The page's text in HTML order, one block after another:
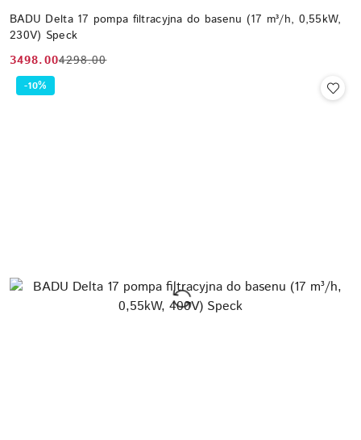
BADU Delta 17 pompa filtracyjna do basenu (17 m³/h, 0,55kW,
230V) Speck
Cena
promocyjna:
3498.00
Cena
przed
4298.00
-10%